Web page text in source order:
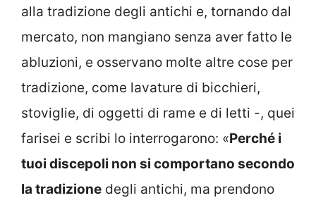
alla tradizione degli antichi e, tornando dal
mercato, non mangiano senza aver fatto le
abluzioni, e osservano molte altre cose per
tradizione, come lavature di bicchieri,
stoviglie, di oggetti di rame e di letti -, quei
farisei e scribi lo interrogarono: «Perché i
tuoi discepoli non si comportano secondo
la tradizione degli antichi, ma prendono